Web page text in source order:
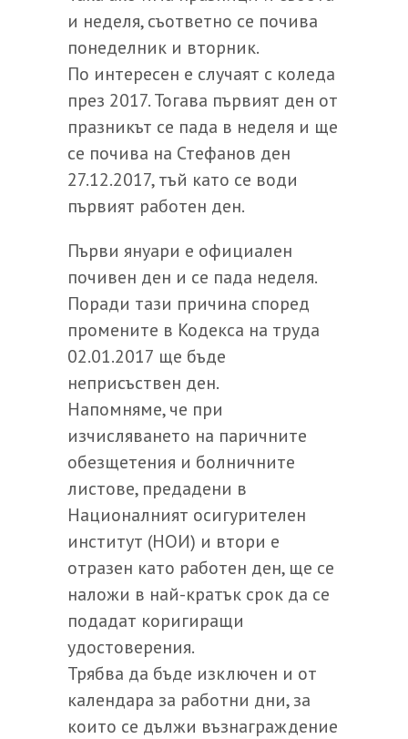
и неделя, съответно се почива
понеделник и вторник.
По интересен е случаят с коледа
през 2017. Тогава първият ден от
празникът се пада в неделя и ще
се почива на Стефанов ден
27.12.2017, тъй като се води
първият работен ден.
Първи януари е официален
почивен ден и се пада неделя.
Поради тази причина според
промените в Кодекса на труда
02.01.2017 ще бъде
неприсъствен ден.
Напомняме, че при
изчисляването на паричните
обезщетения и болничните
листове, предадени в
Националният осигурителен
институт (НОИ) и втори е
отразен като работен ден, ще се
наложи в най-кратък срок да се
подадат коригиращи
удостоверения.
Трябва да бъде изключен и от
календара за работни дни, за
които се дължи възнаграждение